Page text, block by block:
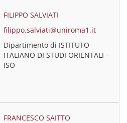
FILIPPO SALVIATI
filippo.salviati@uniroma1.it
Dipartimento di ISTITUTO
ITALIANO DI STUDI ORIENTALI -
ISO
FRANCESCO SAITTO